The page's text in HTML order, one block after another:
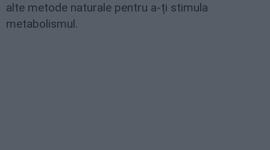
alte metode naturale pentru a-ți stimula
metabolismul.